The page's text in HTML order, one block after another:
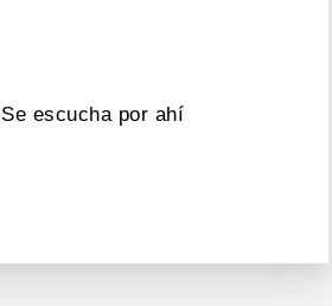
Se escucha por ahí